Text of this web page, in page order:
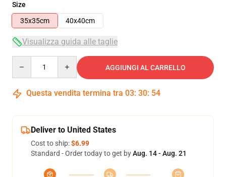
Size
35x35cm
40x40cm
Visualizza guida alle taglie
AGGIUNGI AL CARRELLO
Questa vendita termina tra 03: 30: 54
Deliver to United States
Cost to ship:$6.99
Standard - Order today to get byAug. 14 - Aug. 21